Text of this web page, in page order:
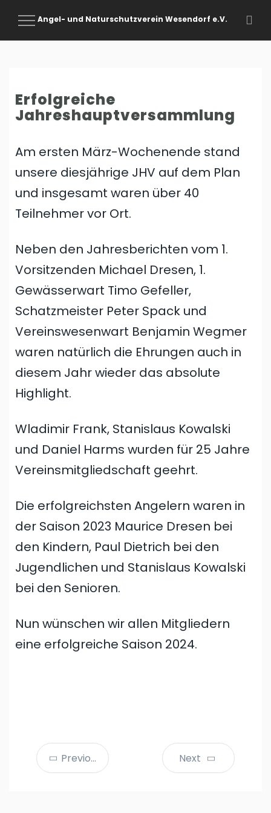
Angel- und Naturschutzverein Wesendorf e.V.
Toggle
Erfolgreiche
Jahreshauptversammlung
Am ersten März-Wochenende stand
unsere diesjährige JHV auf dem Plan
und insgesamt waren über 40
Teilnehmer vor Ort.
Neben den Jahresberichten vom 1.
Vorsitzenden Michael Dresen, 1.
Gewässerwart Timo Gefeller,
Schatzmeister Peter Spack und
Vereinswesenwart Benjamin Wegmer
waren natürlich die Ehrungen auch in
diesem Jahr wieder das absolute
Highlight.
Wladimir Frank, Stanislaus Kowalski
und Daniel Harms wurden für 25 Jahre
Vereinsmitgliedschaft geehrt.
Die erfolgreichsten Angelern waren in
der Saison 2023 Maurice Dresen bei
den Kindern, Paul Dietrich bei den
Jugendlichen und Stanislaus Kowalski
bei den Senioren.
Nun wünschen wir allen Mitgliedern
eine erfolgreiche Saison 2024.
Previous Next